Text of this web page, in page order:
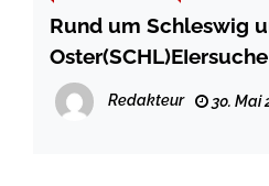
Rund um Schleswig
Oster(SCHL)EIersuche
Redakteur 30. Mai